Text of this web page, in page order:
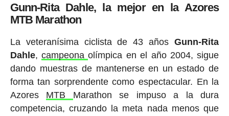
Gunn-Rita Dahle, la mejor en la Azores
MTB Marathon
La veteranísima ciclista de 43 añosGunn-Rita
Dahle,campeonaolímpica en el año 2004, sigue
dando muestras de mantenerse en un estado de
forma tan sorprendente como espectacular. En la
Azores MTB Marathon se impuso a la dura
competencia, cruzando la meta nada menos que